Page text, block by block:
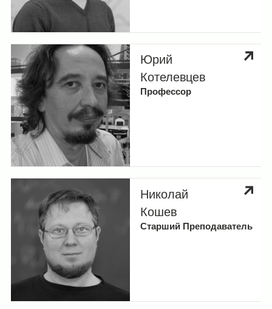
Юрий
Котелевцев
Профессор
Николай
Кошев
Старший Преподаватель